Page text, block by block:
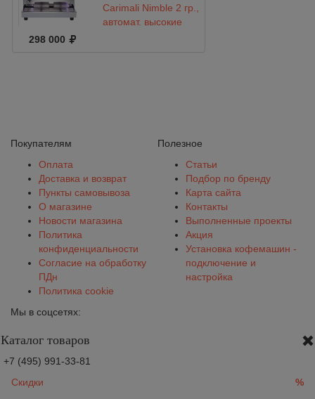
Carimali Nimble 2 гр.,
автомат, высокие
298 000
Покупателям
Оплата
Доставка и возврат
Пункты самовывоза
О магазине
Новости магазина
Политика
конфиденциальности
Согласие на обработку
ПДн
Политика cookie
Полезное
Статьи
Подбор по бренду
Карта сайта
Контакты
Выполненные проекты
Акция
Установка кофемашин -
подключение и
настройка
Мы в соцсетях:
Каталог товаров
+7 (495) 991-33-81
Скидки
%